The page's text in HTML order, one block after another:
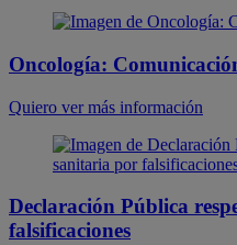
Oncología:
Quiero ver más información
Declaración Pública
falsificaciones